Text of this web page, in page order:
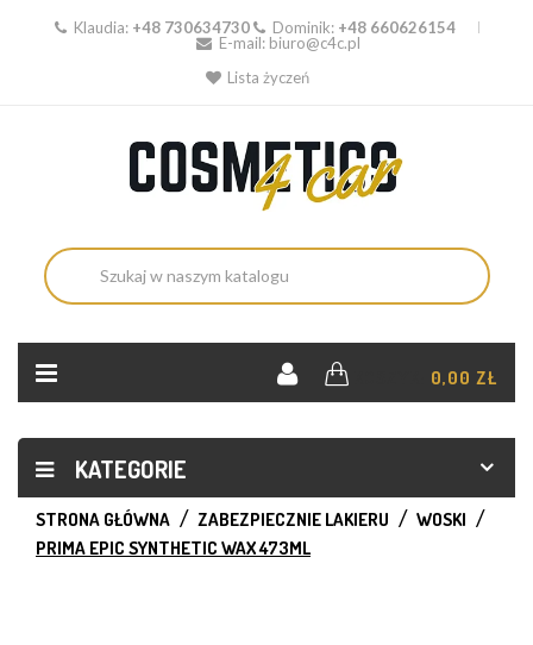
Klaudia: +48 730634730 Dominik: +48 660626154
E-mail: biuro@c4c.pl
Lista życzeń
0,00 ZŁ
KATEGORIE
STRONA GŁÓWNA ZABEZPIECZNIE LAKIERU
WOSKI
PRIMA EPIC SYNTHETIC WAX 473ML